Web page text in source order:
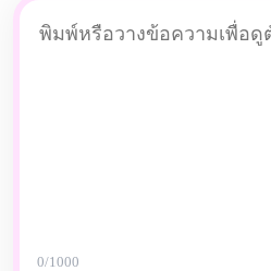
0/1000